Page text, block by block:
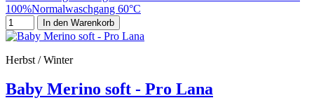
100%Normalwaschgang 60°C
In den Warenkorb
Herbst / Winter
Baby Merino soft - Pro Lana